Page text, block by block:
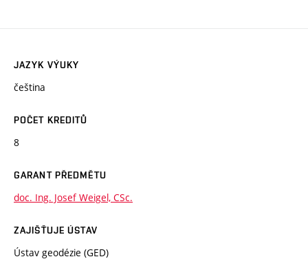
JAZYK VÝUKY
čeština
POČET KREDITŮ
8
GARANT PŘEDMĚTU
doc. Ing. Josef Weigel, CSc.
ZAJIŠŤUJE ÚSTAV
Ústav geodézie (GED)